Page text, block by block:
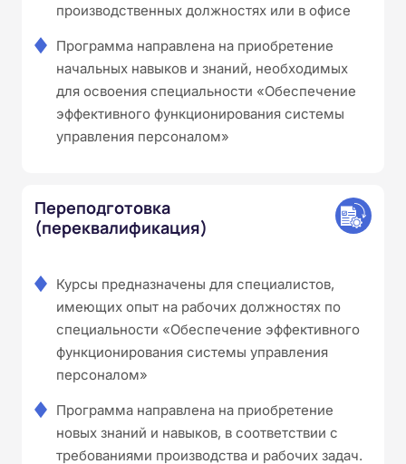
производственных должностях или в офисе
Программа направлена на приобретение
начальных навыков и знаний, необходимых
для освоения специальности «Обеспечение
эффективного функционирования системы
управления персоналом»
Переподготовка
(переквалификация)
Курсы предназначены для специалистов,
имеющих опыт на рабочих должностях по
специальности «Обеспечение эффективного
функционирования системы управления
персоналом»
Программа направлена на приобретение
новых знаний и навыков, в соответствии с
требованиями производства и рабочих задач.